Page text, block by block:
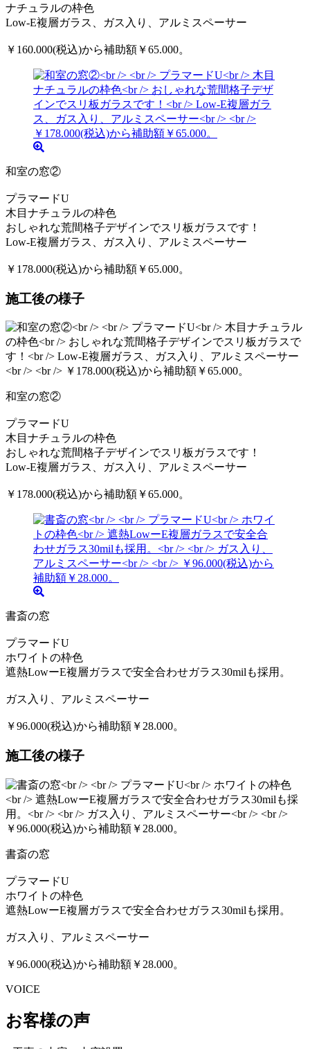
ナチュラルの枠色
Low-E複層ガラス、ガス入り、アルミスペーサー
￥160.000(税込)から補助額￥65.000。
和室の窓②
プラマードU
木目ナチュラルの枠色
おしゃれな荒間格子デザインでスリ板ガラスです！
Low-E複層ガラス、ガス入り、アルミスペーサー
￥178.000(税込)から補助額￥65.000。
施工後の様子
和室の窓②
プラマードU
木目ナチュラルの枠色
おしゃれな荒間格子デザインでスリ板ガラスです！
Low-E複層ガラス、ガス入り、アルミスペーサー
￥178.000(税込)から補助額￥65.000。
書斎の窓
プラマードU
ホワイトの枠色
遮熱LowーE複層ガラスで安全合わせガラス30milも採用。
ガス入り、アルミスペーサー
￥96.000(税込)から補助額￥28.000。
施工後の様子
書斎の窓
プラマードU
ホワイトの枠色
遮熱LowーE複層ガラスで安全合わせガラス30milも採用。
ガス入り、アルミスペーサー
￥96.000(税込)から補助額￥28.000。
VOICE
お客様の声